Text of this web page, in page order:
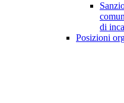
di
Posizioni